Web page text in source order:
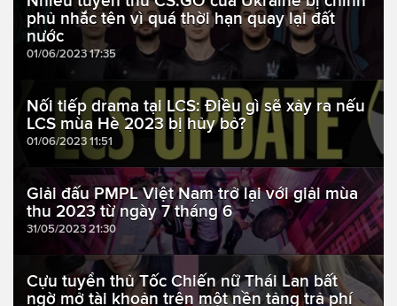
phủ nhắc tên vì quá thời hạn quay lại đất
nước
01/06/2023 17:35
Nối tiếp drama tại LCS: Điều gì sẽ xảy ra nếu
LCS mùa Hè 2023 bị hủy bỏ?
01/06/2023 11:51
Giải đấu PMPL Việt Nam trở lại với giải mùa
thu 2023 từ ngày 7 tháng 6
31/05/2023 21:30
Cựu tuyển thủ Tốc Chiến nữ Thái Lan bất
ngờ mở tài khoản trên một nền tảng trả phí